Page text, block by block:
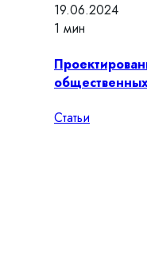
19.06.2024
1 мин
Статьи